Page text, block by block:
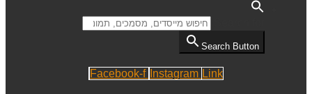
Search Button
Facebook-f Instagram Link